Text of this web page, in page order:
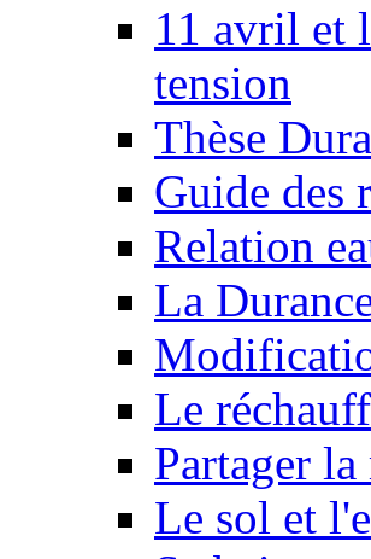
11 avril et
tension
Thèse
Guide des
Relation
La
Le
Partager la
Le sol et